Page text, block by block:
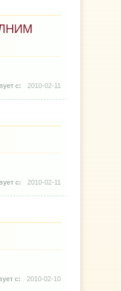
2010-02-11
2010-02-11
2010-02-10